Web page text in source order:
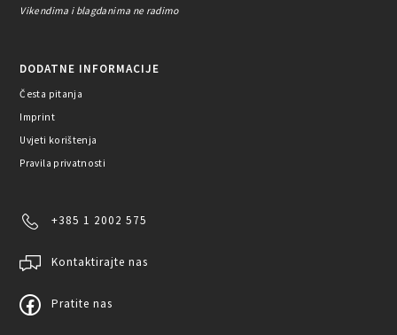
Vikendima i blagdanima ne radimo
DODATNE INFORMACIJE
Česta pitanja
Imprint
Uvjeti korištenja
Pravila privatnosti
+385 1 2002 575
Kontaktirajte nas
Pratite nas